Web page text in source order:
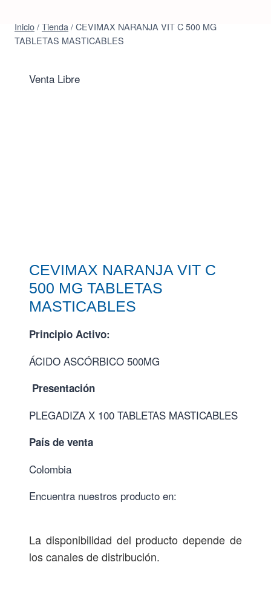
Inicio/Tienda /CEVIMAX NARANJA VIT C 500 MG
TABLETAS MASTICABLES
Venta Libre
CEVIMAX NARANJA VIT C
500 MG TABLETAS
MASTICABLES
Principio Activo:
ÁCIDO ASCÓRBICO 500MG
Presentación
PLEGADIZA X 100 TABLETAS MASTICABLES
País de venta
Colombia
Encuentra nuestros producto en:
La disponibilidad del producto depende de
los canales de distribución.